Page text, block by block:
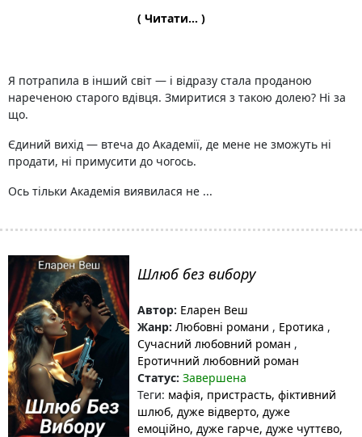
( Читати... )
Я потрапила в інший світ — і відразу стала проданою
нареченою старого вдівця. Змиритися з такою долею? Ні за
що.
Єдиний вихід — втеча до Академії, де мене не зможуть ні
продати, ні примусити до чогось.
Ось тільки Академія виявилася не ...
Шлюб без вибору
Автор: Еларен Веш
Жанр: Любовні романи , Еротика ,
Сучасний любовний роман ,
Еротичний любовний роман
Статус: Завершена
Теги: мафія, пристрасть, фіктивний
шлюб, дуже відверто, дуже
емоційно, дуже гарче, дуже чуттєво,